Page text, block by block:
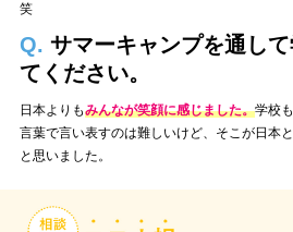
笑
Q. サマーキャンプを通し
てください。
日本よりもみんなが笑顔に感じました。学校
言葉で言い表すのは難しいけど、そこが日本
と思いました。